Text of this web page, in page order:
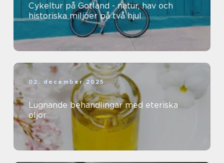
Cykeltur på Gotland - natur, hav och
historiska miljöer på två hjul
02. december 2025
Lugnande behandlingar med eteriska
oljor